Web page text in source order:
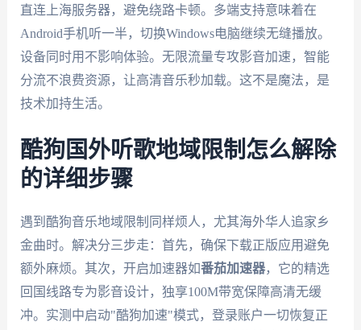
直连上海服务器，避免绕路卡顿。多端支持意味着在
Android手机听一半，切换Windows电脑继续无缝播放。
设备同时用不影响体验。无限流量专攻影音加速，智能
分流不浪费资源，让高清音乐秒加载。这不是魔法，是
技术加持生活。
酷狗国外听歌地域限制怎么解除
的详细步骤
遇到酷狗音乐地域限制同样烦人，尤其海外华人追家乡
金曲时。解决分三步走：首先，确保下载正版应用避免
额外麻烦。其次，开启加速器如番茄加速器，它的精选
回国线路专为影音设计，独享100M带宽保障高清无缓
冲。实测中启动"酷狗加速"模式，登录账户一切恢复正